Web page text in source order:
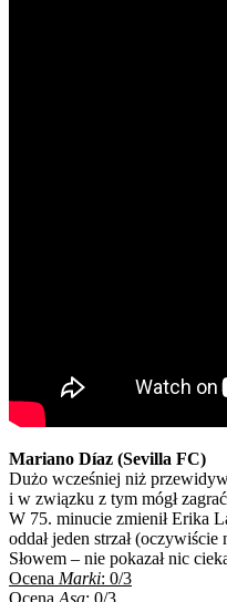
Mariano Díaz (Sevilla FC)
Dużo wcześniej niż
i w związku z tym mógł
W 75. minucie zmienił Erika
oddał jeden strzał
Słowem – nie pokazał nic
Ocena Marki: 0/3
Ocena Asa: 0/3